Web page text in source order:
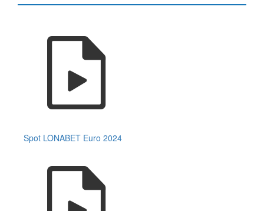
Spot LONABET Euro 2024